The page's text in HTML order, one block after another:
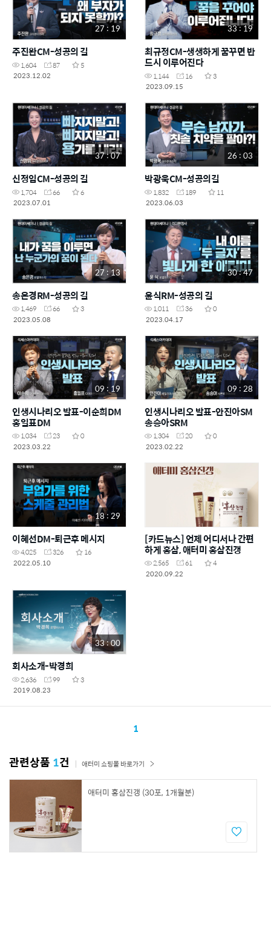
27 : 19
주진완CM-성공의 길
1,604 87
5
2023.12.02
33 : 19
최규정CM-생생하게 꿈꾸면 반
드시 이루어진다
1,144 16
3
2023.09.15
37 : 07
신정임CM-성공의 길
1,704 66
6
2023.07.01
26 : 03
박광욱CM-성공의길
1,832 189
11
2023.06.03
27 : 13
송은경RM-성공의 길
1,469 66
3
2023.05.08
30 : 47
윤식RM-성공의 길
1,011 36
0
2023.04.17
09 : 19
인생시나리오 발표-이순희DM
홍일표DM
1,034 23
0
2023.03.22
09 : 28
인생시나리오 발표-안진아SM
송승아SRM
1,304 20
0
2023.02.22
18 : 29
이혜선DM-퇴근후 메시지
4,025 326
16
2022.05.10
[카드뉴스] 언제 어디서나 간편
하게 홍삼, 애터미 홍삼진갱
2,565 61
4
2020.09.22
33 : 00
회사소개-박경희
2,636 99
3
2019.08.23
1
관련상품 1건 애터미 쇼핑몰 바로가기
애터미 홍삼진갱 (30포, 1개월분)